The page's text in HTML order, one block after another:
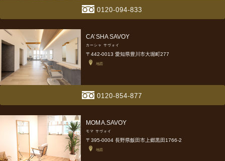
0120-094-833
CA’SHA SAVOY
カーシャ サヴォイ
〒442-0013 愛知県豊川市大堀町277
地図
0120-854-877
MOMA.SAVOY
モマ サヴォイ
〒395-0004 長野県飯田市上郷黒田1766-2
地図